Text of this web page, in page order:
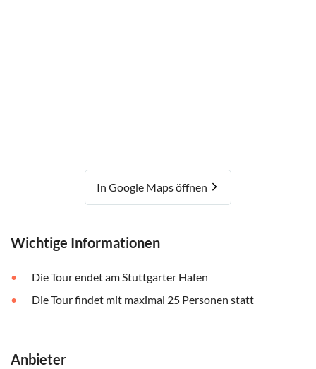
In Google Maps öffnen
Wichtige Informationen
Die Tour endet am Stuttgarter Hafen
Die Tour findet mit maximal 25 Personen statt
Anbieter